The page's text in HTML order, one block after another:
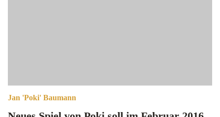
Jan 'Poki' Baumann